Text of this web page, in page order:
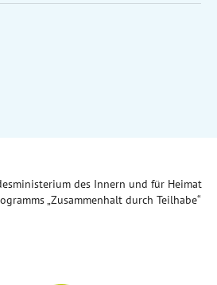
des Innern und für Heimat
„Zusammenhalt durch Teilhabe“